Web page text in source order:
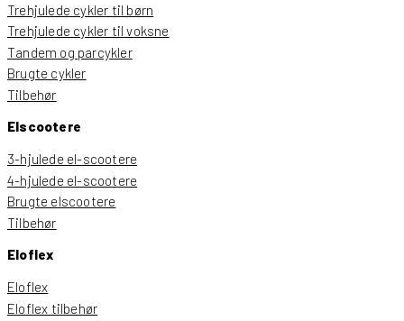
Trehjulede cykler til børn
Trehjulede cykler til voksne
Tandem og parcykler
Brugte cykler
Tilbehør
Elscootere
3-hjulede el-scootere
4-hjulede el-scootere
Brugte elscootere
Tilbehør
Eloflex
Eloflex
Eloflex tilbehør